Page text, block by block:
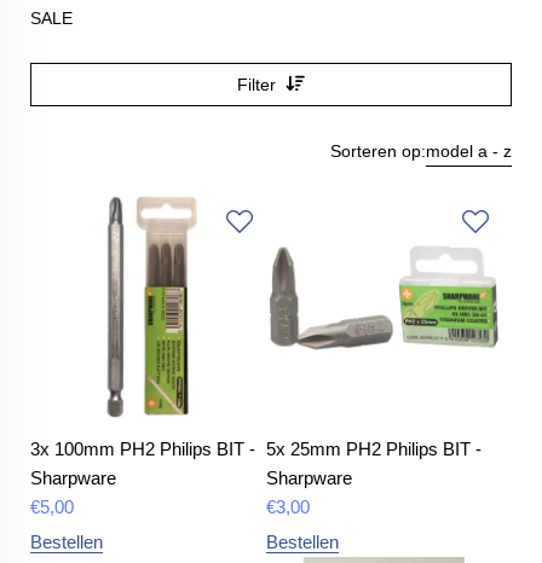
SALE
Filter
Sorteren op:model a - z
3x 100mm PH2 Philips BIT -
Sharpware
€5,00
Bestellen
5x 25mm PH2 Philips BIT -
Sharpware
€3,00
Bestellen